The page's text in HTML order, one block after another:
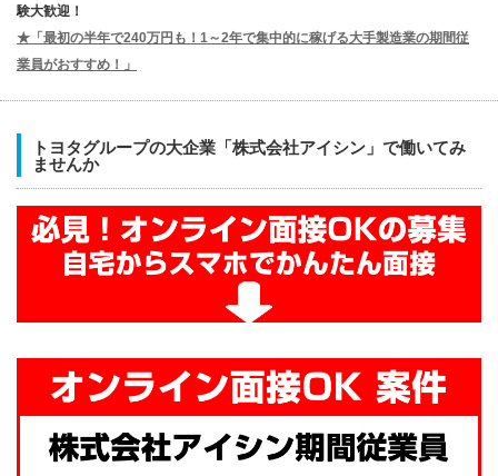
験大歓迎！
★「最初の半年で240万円も！1～2年で集中的に稼げる大手製造業の期間従
業員がおすすめ！」
トヨタグループの大企業「株式会社アイシン」で働いてみ
ませんか